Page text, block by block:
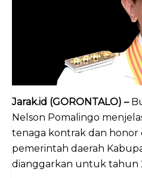
Jarak.id (GORONTALO) –
Nelson Pomalingo
tenaga kontrak dan honor
pemerintah daerah
dianggarkan untuk tahun